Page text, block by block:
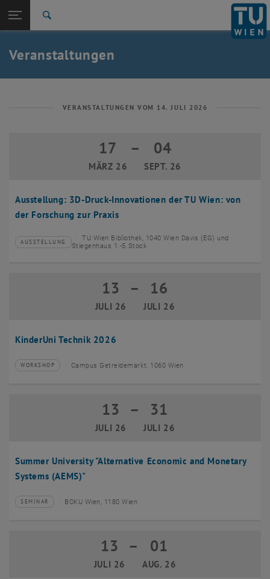
TU Login
Quicklinks
Quicklinks-Menü umschalten
Studium
Karriere
Zurück: Subseiten von Aktuelles auflisten
Aktuelles
Veranstaltungen
VERANSTALTUNGEN VOM 14. JULI 2026
Ausstellung: 3D-Druck-Innovationen der TU Wien: von
der Forschung zur Praxis
17
MÄRZ 26
17 März 2026 bis 04 September 2026
– 04
SEPT. 26
Veranstaltungstyp:
AUSSTELLUNG
Veranstaltungsort:
TU Wien Bibliothek, 1040 Wien Davis (EG) und
Stiegenhaus 1.-5.Stock
KinderUni Technik 2026
13
JULI 26
13 Juli 2026 bis 16 Juli 2026
– 16
JULI 26
Veranstaltungstyp:
WORKSHOP
Veranstaltungsort:Campus Getreidemarkt, 1060 Wien
Summer University "Alternative Economic and Monetary
Systems (AEMS)"
13
JULI 26
13 Juli 2026 bis 31 Juli 2026
– 31
JULI 26
Veranstaltungstyp:
SEMINAR
Veranstaltungsort:BOKU Wien, 1180 Wien
13
JULI 26
13 Juli 2026 bis 01 August 2026
– 01
AUG. 26